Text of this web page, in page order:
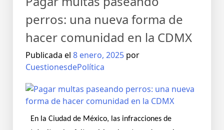
perros: una nueva forma de
hacer comunidad en la CDMX
Publicada el 8 enero, 2025 por
CuestionesdePolítica
En la Ciudad de México, las infracciones de